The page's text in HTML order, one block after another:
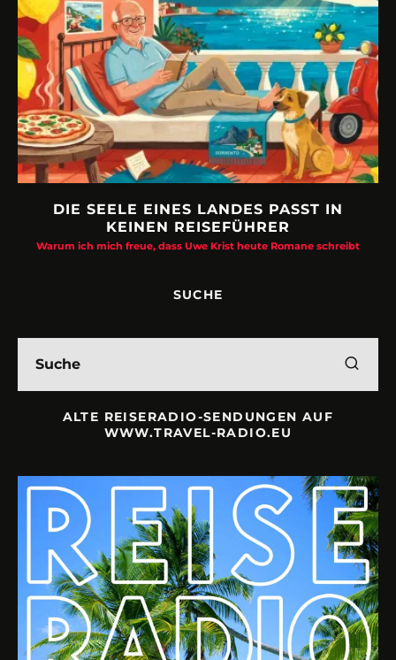
DIE SEELE EINES LANDES PASST IN
KEINEN REISEFÜHRER
Warum ich mich freue, dass Uwe Krist heute Romane schreibt
SUCHE
ALTE REISERADIO-SENDUNGEN AUF
WWW.TRAVEL-RADIO.EU